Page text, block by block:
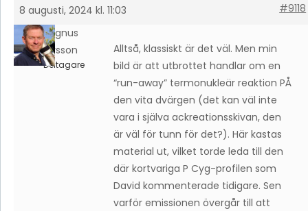
8 augusti, 2024 kl. 11:03
#9118
Magnus
Larsson
Deltagare
Alltså, klassiskt är det väl. Men min
bild är att utbrottet handlar om en
“run-away” termonukleär reaktion PÅ
den vita dvärgen (det kan väl inte
vara i själva ackreationsskivan, den
är väl för tunn för det?). Här kastas
material ut, vilket torde leda till den
där kortvariga P Cyg-profilen som
David kommenterade tidigare. Sen
varför emissionen övergår till att